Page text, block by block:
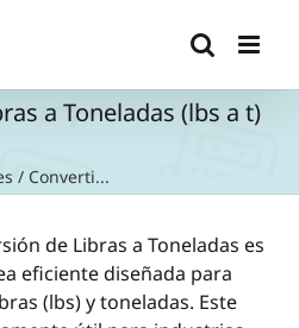
a Toneladas (lbs a t)
/ Converti...
de Libras a Toneladas es
eficiente diseñada para
(lbs) y toneladas. Este